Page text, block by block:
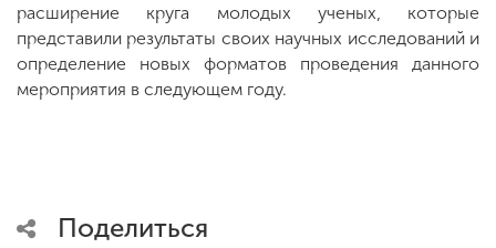
расширение круга молодых ученых, которые
представили результаты своих научных исследований и
определение новых форматов проведения данного
мероприятия в следующем году.
Поделиться